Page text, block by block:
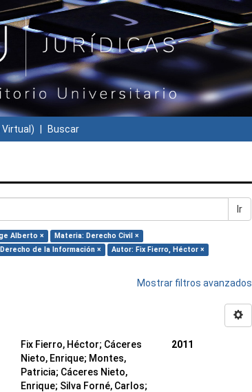
Buscar
Ir
Alberto ×
Materia: Derecho Civil ×
de la Información ×
Autor: Fix Fierro, Héctor ×
Mostrar filtros avanzados
Fix Fierro, Héctor; Cáceres
Nieto, Enrique; Montes,
Patricia; Cáceres Nieto,
Enrique; Silva Forné, Carlos;
2011